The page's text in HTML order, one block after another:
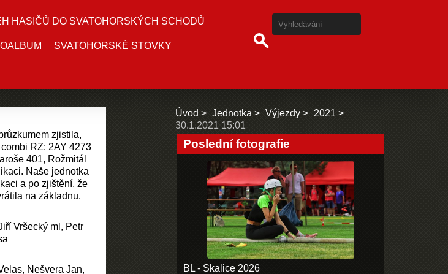
HASIČŮ DO SVATOHORSKÝCH SCHODŮ
SVATOHORSKÉ STOVKY
zjistila,
RZ: 2AY 4273
401, Rožmitál
Naše jednotka
a po zjištění, že
na základnu.
Vršecký ml, Petr
Nešvera Jan,
Úvod Jednotka Výjezdy
2021
30.1.2021 15:01
Poslední fotografie
BL - Skalice 2026